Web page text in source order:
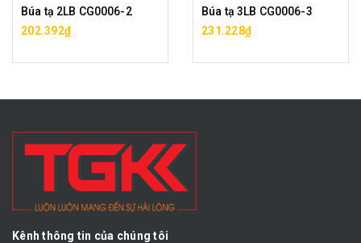
Búa tạ 2LB CG0006-2
202.392₫
Búa tạ 3LB CG0006-3
231.228₫
Kênh thông tin của chúng tôi